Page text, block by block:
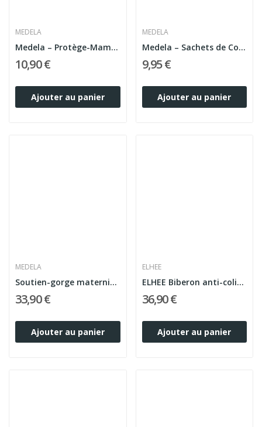
MEDELA
Medela – Protège-Mamelons Silicone Taille M x2
10,90 €
Ajouter au panier
MEDELA
Medela – Sachets de Conservation du Lait...
9,95 €
Ajouter au panier
MEDELA
Soutien-gorge maternité & allaitement Medela...
33,90 €
Ajouter au panier
ELHEE
ELHEE Biberon anti-colique en silicone médical...
36,90 €
Ajouter au panier